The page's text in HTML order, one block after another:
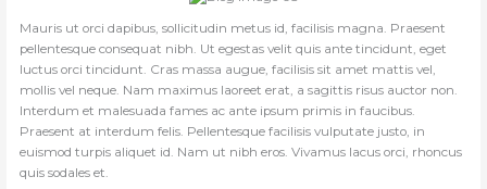
Mauris ut orci dapibus, sollicitudin metus id, facilisis magna. Praesent
pellentesque consequat nibh. Ut egestas velit quis ante tincidunt, eget
luctus orci tincidunt. Cras massa augue, facilisis sit amet mattis vel,
mollis vel neque. Nam maximus laoreet erat, a sagittis risus auctor non.
Interdum et malesuada fames ac ante ipsum primis in faucibus.
Praesent at interdum felis. Pellentesque facilisis vulputate justo, in
euismod turpis aliquet id. Nam ut nibh eros. Vivamus lacus orci, rhoncus
quis sodales et.